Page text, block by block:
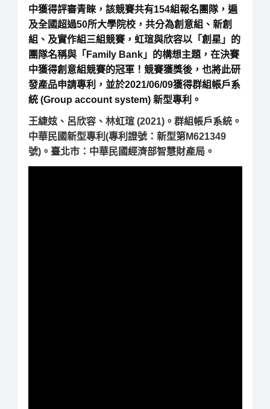
中獲得評審青睞，該競賽共有154組報名團隊，遍
及全國超過50所大學院校，共分為創意組、新創
組、及實作組三組競賽，虹瑄與欣容以「創星」的
團隊名稱與「Family Bank」的構想主題，在決賽
中獲得創意組競賽的冠軍！競賽獲獎後，也將此研
發產品申請專利，並於2021/06/09獲得群組帳戶系
統 (Group account system) 新型專利。
王緁妶、呂欣容、林虹瑄 (2021)。群組帳戶系統。
中華民國新型專利(專利證號：新型第M621349
號)。臺北市：中華民國經濟部智慧財產局。